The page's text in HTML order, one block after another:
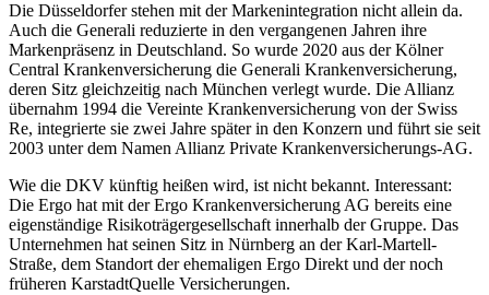
Die Düsseldorfer stehen mit der Markenintegration nicht allein da.
Auch die Generali reduzierte in den vergangenen Jahren ihre
Markenpräsenz in Deutschland. So wurde 2020 aus der Kölner
Central Krankenversicherung die Generali Krankenversicherung,
deren Sitz gleichzeitig nach München verlegt wurde. Die Allianz
übernahm 1994 die Vereinte Krankenversicherung von der Swiss
Re, integrierte sie zwei Jahre später in den Konzern und führt sie seit
2003 unter dem Namen Allianz Private Krankenversicherungs-AG.
Wie die DKV künftig heißen wird, ist nicht bekannt. Interessant:
Die Ergo hat mit der Ergo Krankenversicherung AG bereits eine
eigenständige Risikoträgergesellschaft innerhalb der Gruppe. Das
Unternehmen hat seinen Sitz in Nürnberg an der Karl-Martell-
Straße, dem Standort der ehemaligen Ergo Direkt und der noch
früheren KarstadtQuelle Versicherungen.